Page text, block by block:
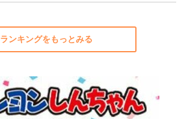
ランキングをもっとみる